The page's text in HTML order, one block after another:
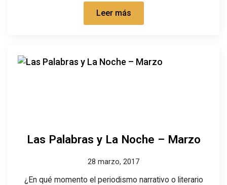
Leer más
Las Palabras y La Noche – Marzo
28 marzo, 2017
¿En qué momento el periodismo narrativo o literario